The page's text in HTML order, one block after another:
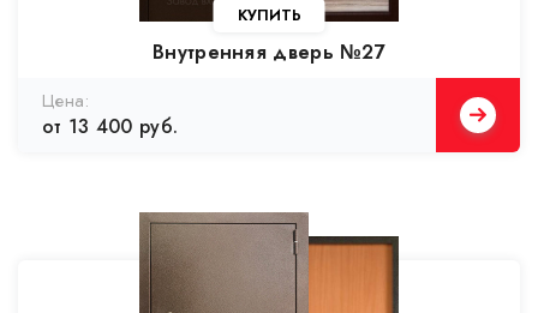
Внутренняя дверь №27
от 13 400 руб.